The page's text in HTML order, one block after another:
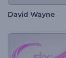
David Wayne